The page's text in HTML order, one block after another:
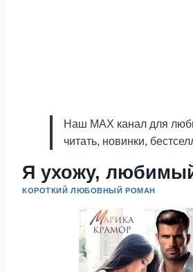
Наш MAX канал для
читать, новинки,
Я ухожу,
КОРОТКИЙ ЛЮБОВНЫЙ РОМАН